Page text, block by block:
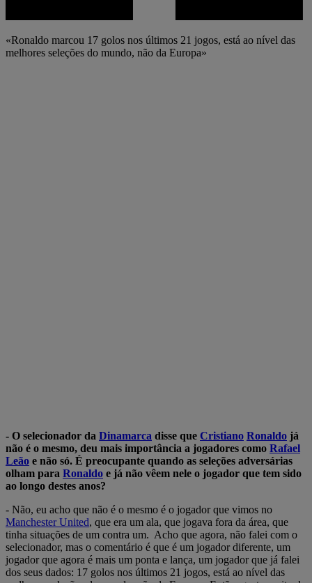
«Ronaldo marcou 17 golos nos últimos 21 jogos, está ao nível das
melhores seleções do mundo, não da Europa»
- O selecionador da Dinamarca disse que Cristiano Ronaldo já
não é o mesmo, deu mais importância a jogadores como Rafael
Leão e não só. É preocupante quando as seleções adversárias
olham para Ronaldo e já não vêem nele o jogador que tem sido
ao longo destes anos?
- Não, eu acho que não é o mesmo é o jogador que vimos no
Manchester United, que era um ala, que jogava fora da área, que
tinha situações de um contra um. Acho que agora, não falei com o
selecionador, mas o comentário é que é um jogador diferente, um
jogador que agora é mais um ponta e lança, um jogador que já falei
dos seus dados: 17 golos nos últimos 21 jogos, está ao nível das